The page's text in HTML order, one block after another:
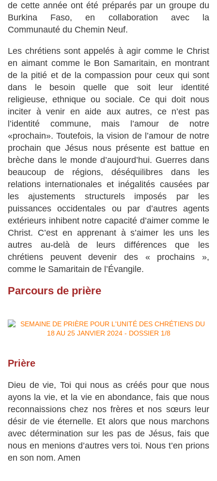
de cette année ont été préparés par un groupe du
Burkina Faso, en collaboration avec la
Communauté du Chemin Neuf.
Les chrétiens sont appelés à agir comme le Christ
en aimant comme le Bon Samaritain, en montrant
de la pitié et de la compassion pour ceux qui sont
dans le besoin quelle que soit leur identité
religieuse, ethnique ou sociale. Ce qui doit nous
inciter à venir en aide aux autres, ce n’est pas
l’identité commune, mais l’amour de notre
«prochain». Toutefois, la vision de l’amour de notre
prochain que Jésus nous présente est battue en
brèche dans le monde d’aujourd’hui. Guerres dans
beaucoup de régions, déséquilibres dans les
relations internationales et inégalités causées par
les ajustements structurels imposés par les
puissances occidentales ou par d’autres agents
extérieurs inhibent notre capacité d’aimer comme le
Christ. C’est en apprenant à s’aimer les uns les
autres au-delà de leurs différences que les
chrétiens peuvent devenir des « prochains »,
comme le Samaritain de l’Évangile.
Parcours de prière
Prière
Dieu de vie, Toi qui nous as créés pour que nous
ayons la vie, et la vie en abondance, fais que nous
reconnaissions chez nos frères et nos sœurs leur
désir de vie éternelle. Et alors que nous marchons
avec détermination sur les pas de Jésus, fais que
nous en menions d’autres vers toi. Nous t’en prions
en son nom. Amen